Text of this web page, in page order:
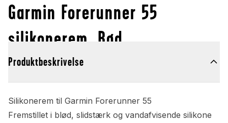
Garmin Forerunner 55
silikonerem, Rød
Produktbeskrivelse
Silikonerem til Garmin Forerunner 55
Fremstillet i blød, slidstærk og vandafvisende silikone